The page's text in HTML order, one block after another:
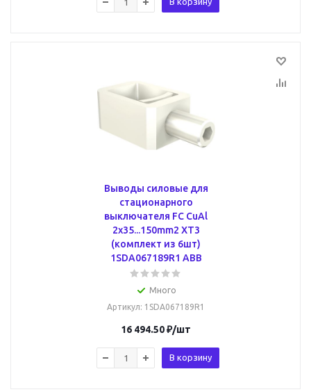
Выводы силовые для
стационарного
выключателя FC CuAl
2x35...150mm2 XT3
(комплект из 6шт)
1SDA067189R1 ABB
Много
Артикул: 1SDA067189R1
16 494.50₽/шт
В корзину